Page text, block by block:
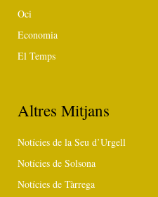
Oci
Economia
El Temps
Altres Mitjans
Notícies de la Seu d’Urgell
Notícies de Solsona
Notícies de Tàrrega